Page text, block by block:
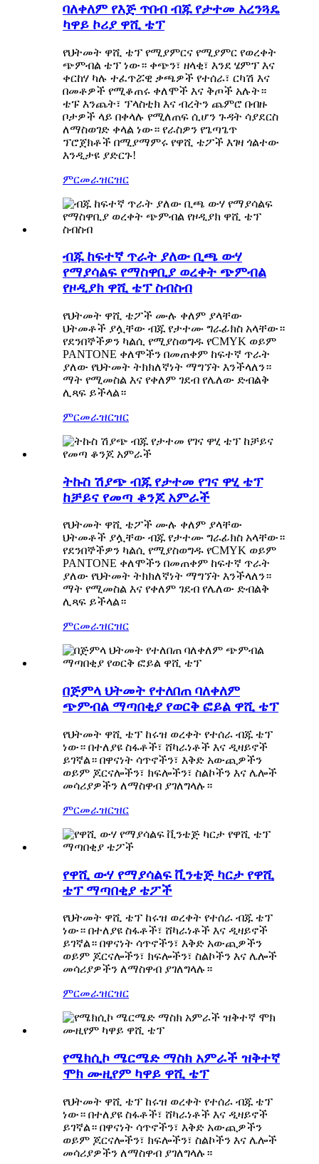
ባለቀለም የእጅ ጥበብ ብጁ የታተመ አረንጓዴ
ካዋይ ኮሪያ ዋሺ ቴፕ
የህትመት ዋሺ ቴፕ የሚያምርና የሚያምር የወረቀት
ጭምብል ቴፕ ነው። ቀጭን፣ ዘላቂ፣ እንደ ሄምፕ እና
ቀርከሃ ካሉ ተፈጥሯዊ ቃጫዎች የተሰራ፣ ርካሽ እና
በመቶዎች የሚቆጠሩ ቀለሞች እና ቅጦች አሉት።
ቴፑ እንጨት፣ ፕላስቲክ እና ብረትን ጨምሮ በብዙ
ቦታዎች ላይ በቀላሉ የሚለጠፍ ሲሆን ጉዳት ሳያደርስ
ለማስወገድ ቀላል ነው። የራስዎን የጌጣጌጥ
ፕሮጀክቶች በሚያማምሩ የዋሺ ቴፖች እገዛ ጎልተው
እንዲታዩ ያድርጉ!
ምርመራዝርዝር
ብጁ ከፍተኛ ጥራት ያለው ቢጫ ውሃ
የማያሳልፍ የማስዋቢያ ወረቀት ጭምብል
የዞዲያክ ዋሺ ቴፕ ስብስብ
የህትመት ዋሺ ቴፖች ሙሉ ቀለም ያላቸው
ህትመቶች ያሏቸው ብጁ የታተሙ ግራፊክስ አላቸው።
የደንበኞችዎን ካልሲ የሚያስወግዱ የCMYK ወይም
PANTONE ቀለሞችን በመጠቀም ከፍተኛ ጥራት
ያለው የህትመት ትክክለኛነት ማግኘት እንችላለን።
ማት የሚመስል እና የቀለም ገደብ የሌለው ድብልቅ
ሊጻፍ ይችላል።
ምርመራዝርዝር
ትኩስ ሽያጭ ብጁ የታተመ የገና ዋሂ ቴፕ
ከቻይና የመጣ ቆንጆ አምራች
የህትመት ዋሺ ቴፖች ሙሉ ቀለም ያላቸው
ህትመቶች ያሏቸው ብጁ የታተሙ ግራፊክስ አላቸው።
የደንበኞችዎን ካልሲ የሚያስወግዱ የCMYK ወይም
PANTONE ቀለሞችን በመጠቀም ከፍተኛ ጥራት
ያለው የህትመት ትክክለኛነት ማግኘት እንችላለን።
ማት የሚመስል እና የቀለም ገደብ የሌለው ድብልቅ
ሊጻፍ ይችላል።
ምርመራዝርዝር
በጅምላ ህትመት የተለበጠ ባለቀለም
ጭምብል ማጣበቂያ የወርቅ ፎይል ዋሺ ቴፕ
የህትመት ዋሺ ቴፕ ከሩዝ ወረቀት የተሰራ ብጁ ቴፕ
ነው። በተለያዩ ስፋቶች፣ ሸካራነቶች እና ዲዛይኖች
ይገኛል። በዋናነት ሳጥኖችን፣ እቅድ አውጪዎችን
ወይም ጆርናሎችን፣ ክፍሎችን፣ ስልኮችን እና ሌሎች
መሳሪያዎችን ለማስዋብ ያገለግላሉ።
ምርመራዝርዝር
የዋሺ ውሃ የማያሳልፍ ቪንቴጅ ካርታ የዋሺ
ቴፕ ማጣበቂያ ቴፖች
የህትመት ዋሺ ቴፕ ከሩዝ ወረቀት የተሰራ ብጁ ቴፕ
ነው። በተለያዩ ስፋቶች፣ ሸካራነቶች እና ዲዛይኖች
ይገኛል። በዋናነት ሳጥኖችን፣ እቅድ አውጪዎችን
ወይም ጆርናሎችን፣ ክፍሎችን፣ ስልኮችን እና ሌሎች
መሳሪያዎችን ለማስዋብ ያገለግላሉ።
ምርመራዝርዝር
የሜክሲኮ ሜርሜድ ማስክ አምራች ዝቅተኛ
ሞክ ሙዚየም ካዋይ ዋሺ ቴፕ
የህትመት ዋሺ ቴፕ ከሩዝ ወረቀት የተሰራ ብጁ ቴፕ
ነው። በተለያዩ ስፋቶች፣ ሸካራነቶች እና ዲዛይኖች
ይገኛል። በዋናነት ሳጥኖችን፣ እቅድ አውጪዎችን
ወይም ጆርናሎችን፣ ክፍሎችን፣ ስልኮችን እና ሌሎች
መሳሪያዎችን ለማስዋብ ያገለግላሉ።